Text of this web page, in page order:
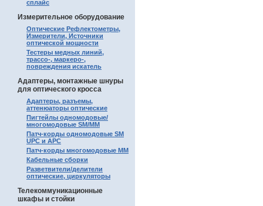
сплайс
Измерительное оборудование
Оптические Рефлектометры,
Измерители, Источники
оптической мощности
Тестеры медных линий,
трассо-, маркеро-,
повреждения искатель
Адаптеры, монтажные шнуры
для оптического кросса
Адаптеры, разъемы,
аттенюаторы оптические
Пигтейлы одномодовые/
многомодовые SM/MM
Патч-корды одномодовые SM
UPC и APC
Патч-корды многомодовые MM
Кабельные сборки
Разветвители/делители
оптические, циркуляторы
Телекоммуникационные
шкафы и стойки